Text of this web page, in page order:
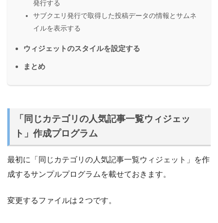
発行する
サブクエリ発行で取得した投稿データの情報とサムネ
イルを表示する
ウィジェットのスタイルを設定する
まとめ
「同じカテゴリの人気記事一覧ウィジェッ
ト」作成プログラム
最初に「同じカテゴリの人気記事一覧ウィジェット」を作
成するサンプルプログラムを載せておきます。
変更するファイルは２つです。